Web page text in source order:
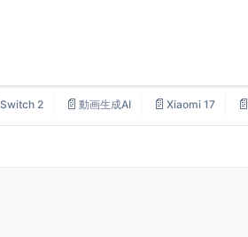
Switch 2 📄 動画生成AI 📄 Xiaomi 17 📄